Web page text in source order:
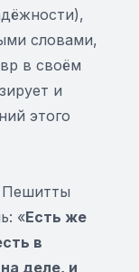
словами,
в своём
и
этого
Пешитты
«Есть же
в
деле, и